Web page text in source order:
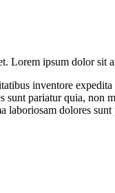
Lorem ipsum dolor sit
inventore
pariatur quia, non
dolores